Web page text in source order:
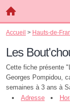
Accueil > Hauts-de-
Les
Cette fiche présente
Georges Pompidou,
semaines à 3 ans à
Adresse